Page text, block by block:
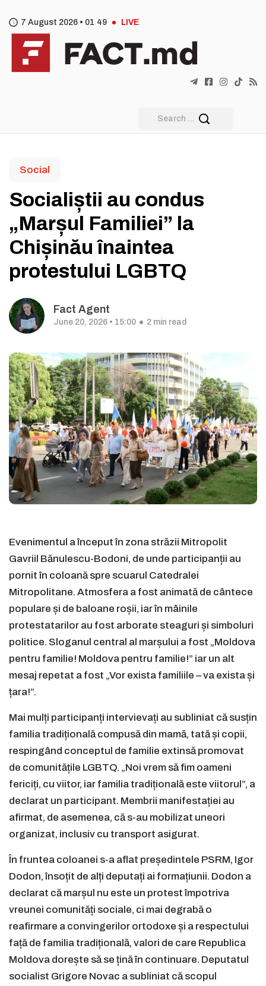
7 August 2026 • 01 49 LIVE
Social
Socialiștii au condus
„Marșul Familiei” la
Chișinău înaintea
protestului LGBTQ
Fact Agent
June 20, 2026 • 15:00 2 min read
Evenimentul a început în zona străzii Mitropolit
Gavriil Bănulescu-Bodoni, de unde participanții au
pornit în coloană spre scuarul Catedralei
Mitropolitane. Atmosfera a fost animată de cântece
populare și de baloane roșii, iar în mâinile
protestatarilor au fost arborate steaguri și simboluri
politice. Sloganul central al marșului a fost „Moldova
pentru familie! Moldova pentru familie!” iar un alt
mesaj repetat a fost „Vor exista familiile – va exista și
țara!”.
Mai mulți participanți intervievați au subliniat că susțin
familia tradițională compusă din mamă, tată și copii,
respingând conceptul de familie extinsă promovat
de comunitățile LGBTQ. „Noi vrem să fim oameni
fericiți, cu viitor, iar familia tradițională este viitorul”, a
declarat un participant. Membrii manifestației au
afirmat, de asemenea, că s-au mobilizat uneori
organizat, inclusiv cu transport asigurat.
În fruntea coloanei s-a aflat președintele PSRM, Igor
Dodon, însoțit de alți deputați ai formațiunii. Dodon a
declarat că marșul nu este un protest împotriva
vreunei comunități sociale, ci mai degrabă o
reafirmare a convingerilor ortodoxe și a respectului
față de familia tradițională, valori de care Republica
Moldova dorește să se țină în continuare. Deputatul
socialist Grigore Novac a subliniat că scopul